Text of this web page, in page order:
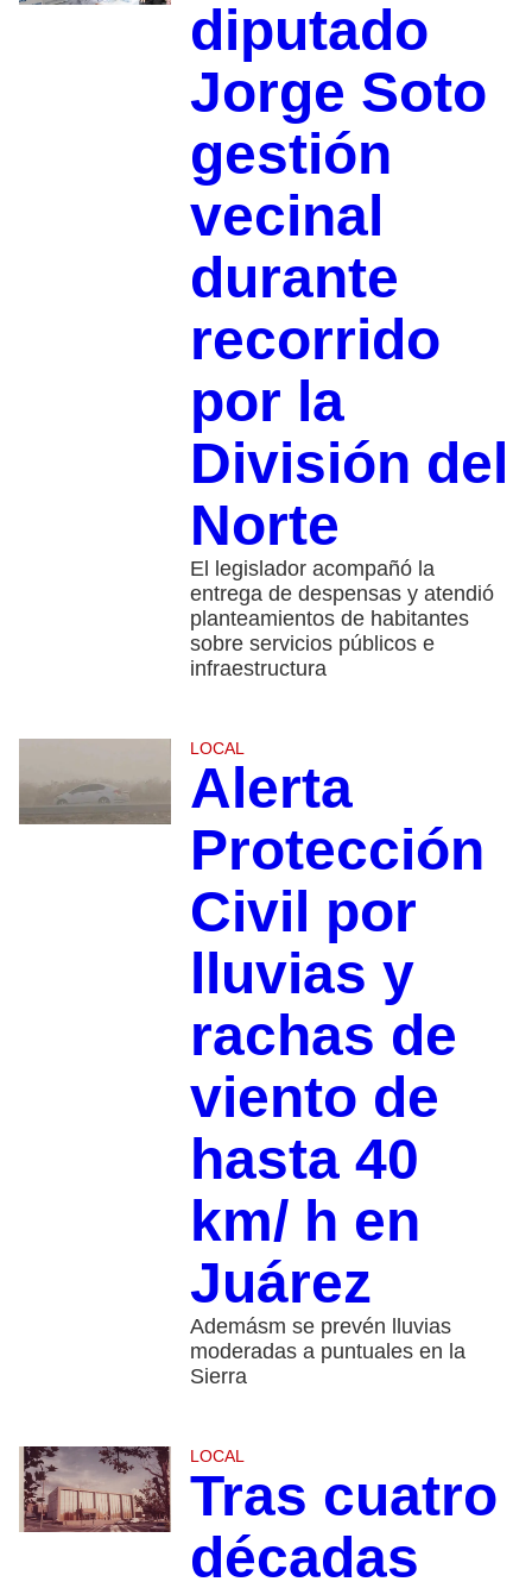
diputado
Jorge Soto
gestión
vecinal
durante
recorrido
por la
División del
Norte
El legislador acompañó la
entrega de despensas y atendió
planteamientos de habitantes
sobre servicios públicos e
infraestructura
LOCAL
Alerta
Protección
Civil por
lluvias y
rachas de
viento de
hasta 40
km/ h en
Juárez
Ademásm se prevén lluvias
moderadas a puntuales en la
Sierra
LOCAL
Tras cuatro
décadas